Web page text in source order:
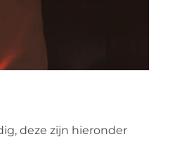
deze zijn hieronder